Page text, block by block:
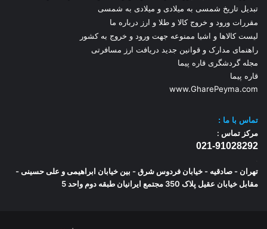
تبدیل تاریخ شمسی به میلادی و میلادی به شمسی
مقررات ورود و خروج کالا و طلا و ارز درباره ما
لیست کالاها و اشیا ممنوعه جهت ورود و خروج به کشور
راهنمای مدارک و قوانین جدید دریافت ارز مسافرتی
مجله گردشگری قاره پیما
قاره پیما
www.GharePeyma.com
تماس با ما :
مرکز تماس :
021-91028292
تهران - صادقیه - خیابان فردوس شرق - بین خیابان ابراهیمی و علی حسینی -
مقابل خیابان عقیل پلاک 350 مجتمع ایرانیان طبقه دوم واحد 5